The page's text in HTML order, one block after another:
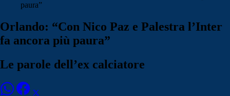
paura”
Orlando: “Con Nico Paz e Palestra l’Inter
fa ancora più paura”
Le parole dell’ex calciatore